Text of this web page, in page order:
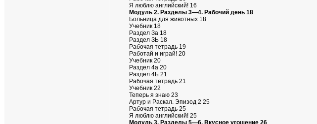
Я люблю английский! 16
Модуль 2. Разделы 3—4. Рабочий день 18
Больница для животных 18
Учебник 18
Раздел За 18
Раздел ЗЬ 18
Рабочая тетрадь 19
Работай и играй! 20
Учебник 20
Раздел 4а 20
Раздел 4Ь 21
Рабочая тетрадь 21
Учебник 22
Теперь я знаю 23
Артур и Раскал. Эпизод 2 25
Рабочая тетрадь 25
Я люблю английский! 25
Модуль 3. Разделы 5—6. Вкусное угощение 26